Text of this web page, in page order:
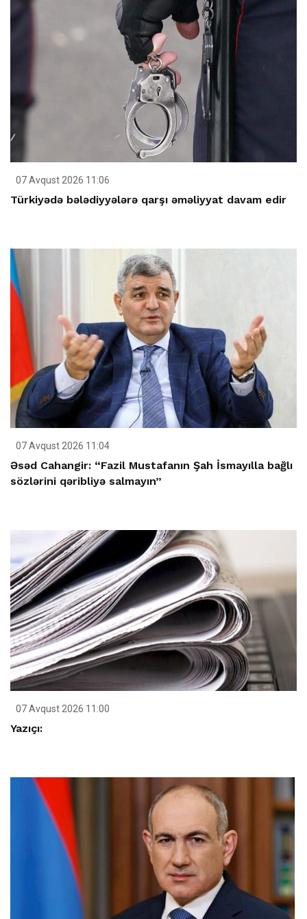
07 Avqust 2026 11:06
Türkiyədə bələdiyyələrə qarşı əməliyyat davam edir
07 Avqust 2026 11:04
Əsəd Cahangir: “Fazil Mustafanın Şah İsmayılla bağlı
sözlərini qəribliyə salmayın”
07 Avqust 2026 11:00
Yazıçı: